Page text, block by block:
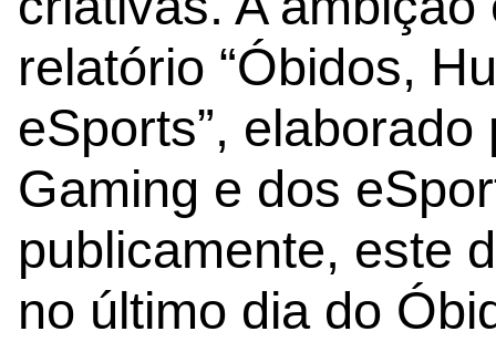
relatório “Óbidos,
eSports”,
Gaming e dos
publicamente, este
no último dia do